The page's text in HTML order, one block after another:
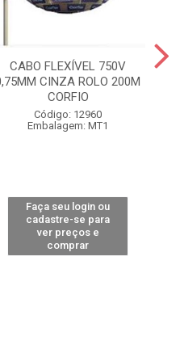
CABO FLEXÍVEL 750V
CINZA ROLO 200M
CORFIO
Código: 12960
Embalagem: MT1
Faça seu login ou
cadastre-se para
ver preços e
comprar